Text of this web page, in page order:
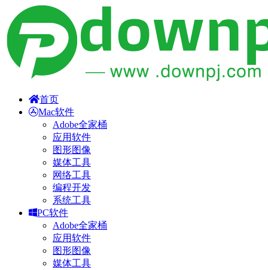
首页
Mac软件
Adobe全家桶
应用软件
图形图像
媒体工具
网络工具
编程开发
系统工具
PC软件
Adobe全家桶
应用软件
图形图像
媒体工具